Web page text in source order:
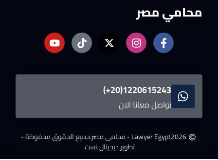
محامي مصر
1220615243(20+)
تواصل معانا الان
2026Lawyer Egypt - محامى مصر.
جميع الحقوق محفوظة -
تطوير ديجيتال نست.